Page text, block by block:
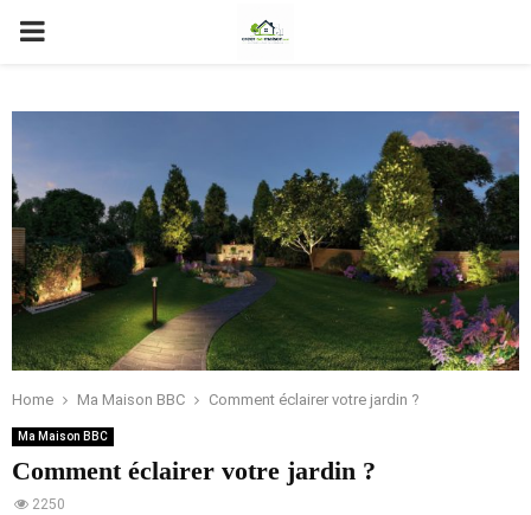
PRIMARY
Home Ma Maison BBC Comment éclairer votre jardin ?
Ma Maison BBC
Comment éclairer votre jardin ?
2250